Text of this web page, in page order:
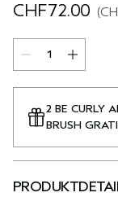
CHF72.00
2 BE CURLY
BRUSH